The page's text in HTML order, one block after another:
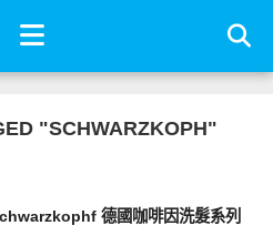
"SCHWARZKOPH"
德國咖啡因洗髮系列